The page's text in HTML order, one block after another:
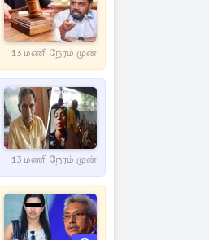
13 மணி நேரம் முன்
13 மணி நேரம் முன்